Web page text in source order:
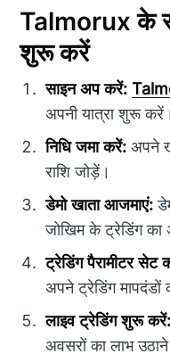
Talmorux के
शुरू करें
साइन अप करें:
अपनी यात्रा शुरू करें।
निधि जमा करें: अपने
राशि जोड़ें।
डेमो खाता आजमाएं:
जोखिम के ट्रेडिंग का
ट्रेडिंग पैरामीटर सेट
अपने ट्रेडिंग
लाइव ट्रेडिंग शुरू करें:
अवसरों का लाभ